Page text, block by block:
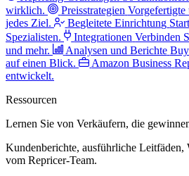
wirklich.
Preisstrategien Vorgefertigte
jedes Ziel.
Begleitete Einrichtung
Spezialisten.
Integrationen Verbinden
und mehr.
Analysen und Berichte
auf einen Blick.
Amazon Business
entwickelt.
Ressourcen
Lernen Sie von Verkäufern, die
Kundenberichte, ausführliche Leitfäden,
vom Repricer-Team.